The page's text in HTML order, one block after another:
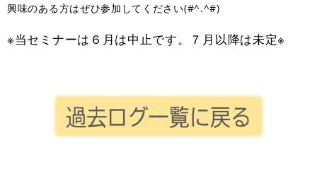
興味のある方はぜひ参加してください(#^.^#)
※当セミナーは６月は中止です。７月以降は未定※